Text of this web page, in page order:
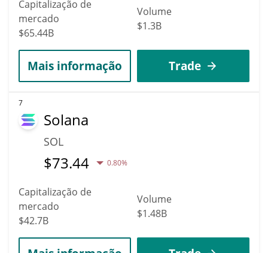
Capitalização de
mercado
$65.44B
Volume
$1.3B
Mais informação Trade
7
Solana
SOL
$73.44 0.80%
Capitalização de
mercado
$42.7B
Volume
$1.48B